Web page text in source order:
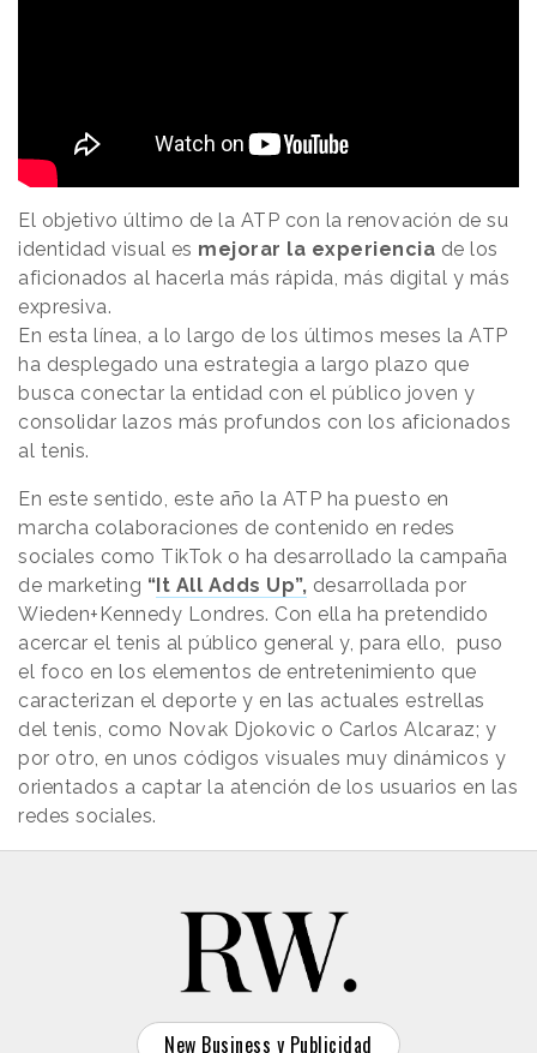
El objetivo último de la ATP con la renovación de su
identidad visual es mejorar la experiencia de los
aficionados al hacerla más rápida, más digital y más
expresiva.
En esta línea, a lo largo de los últimos meses la ATP
ha desplegado una estrategia a largo plazo que
busca conectar la entidad con el público joven y
consolidar lazos más profundos con los aficionados
al tenis.
En este sentido, este año la ATP ha puesto en
marcha colaboraciones de contenido en redes
sociales como TikTok o ha desarrollado la campaña
de marketing “ It All Adds Up”, desarrollada por
Wieden+Kennedy Londres. Con ella ha pretendido
acercar el tenis al público general y, para ello, puso
el foco en los elementos de entretenimiento que
caracterizan el deporte y en las actuales estrellas
del tenis, como Novak Djokovic o Carlos Alcaraz; y
por otro, en unos códigos visuales muy dinámicos y
orientados a captar la atención de los usuarios en las
redes sociales.
New Business y Publicidad